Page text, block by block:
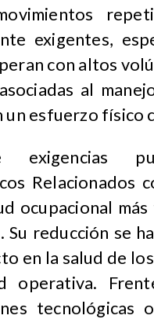
exigentes,
con altos
al
un esfuerzo físico
Relacionados
ocupacional
Su reducción se
en la salud de
operativa.
tecnológicas